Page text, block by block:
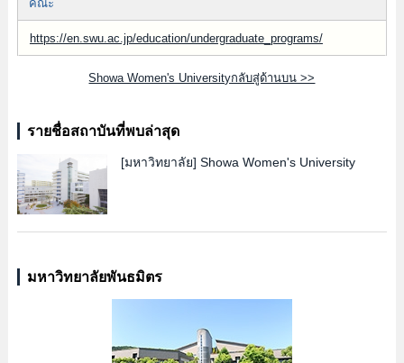
คณะ
https://en.swu.ac.jp/education/undergraduate_programs/
Showa Women's Universityกลับสู่ด้านบน >>
รายชื่อสถาบันที่พบล่าสุด
[มหาวิทยาลัย] Showa Women's University
มหาวิทยาลัยพันธมิตร